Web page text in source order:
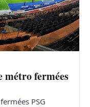
métro fermées
PSG